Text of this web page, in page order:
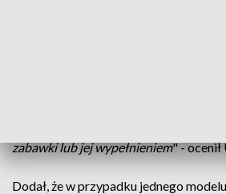
zabawki lub jej wypełnieniem" - ocenił
Dodał, że w przypadku jednego